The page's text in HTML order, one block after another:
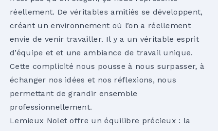
réellement. De véritables amitiés se développent,
créant un environnement où l’on a réellement
envie de venir travailler. Il y a un véritable esprit
d’équipe et et une ambiance de travail unique.
Cette complicité nous pousse à nous surpasser, à
échanger nos idées et nos réflexions, nous
permettant de grandir ensemble
professionnellement.
Lemieux Nolet offre un équilibre précieux : la